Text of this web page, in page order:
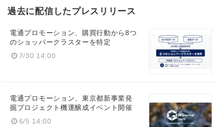
過去に配信したプレスリリース
電通プロモーション、購買行動から8つ
のショッパークラスターを特定
7/30 14:00
電通プロモーション、東京都新事業発
掘プロジェクト機運醸成イベント開催
6/5 14:00